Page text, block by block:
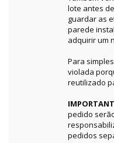
lote antes
guardar as
parede
adquirir um
Para
violada
reutilizado
pedido
pedidos